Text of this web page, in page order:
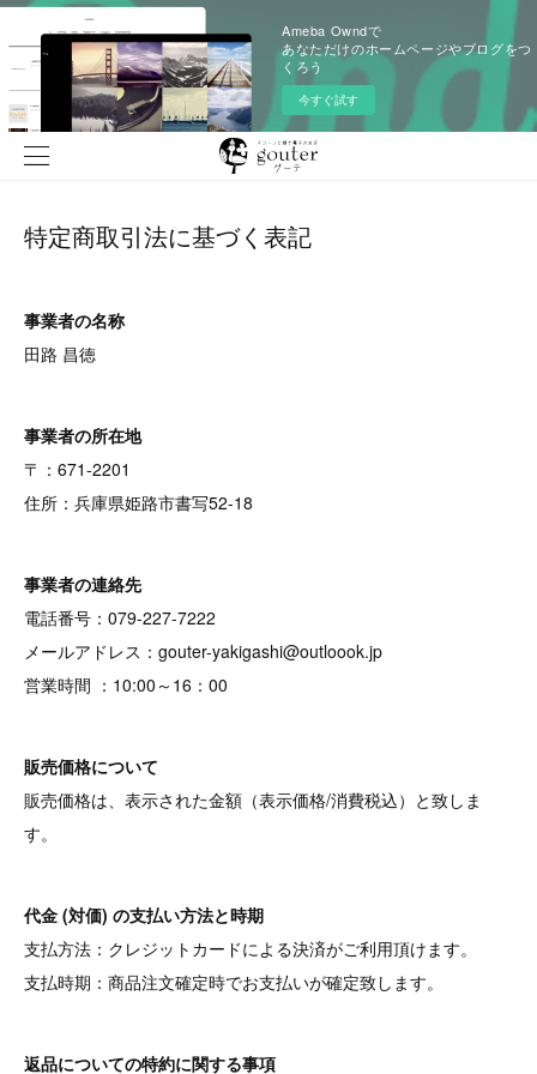
Ameba Owndで
あなただけのホームページやブログをつ
くろう
今すぐ試す
特定商取引法に基づく表記
事業者の名称
田路 昌徳
事業者の所在地
〒：671-2201
住所：兵庫県姫路市書写52-18
事業者の連絡先
電話番号：079-227-7222
メールアドレス：gouter-yakigashi@outloook.jp
営業時間 ：10:00～16：00
販売価格について
販売価格は、表示された金額（表示価格/消費税込）と致しま
す。
代金 (対価) の支払い方法と時期
支払方法：クレジットカードによる決済がご利用頂けます。
支払時期：商品注文確定時でお支払いが確定致します。
返品についての特約に関する事項